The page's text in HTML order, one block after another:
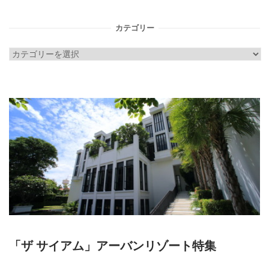
カテゴリー
カ
リ
ー
「ザ サイアム」アーバンリゾート特集